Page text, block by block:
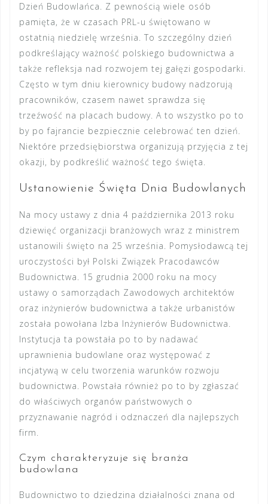
Dzień Budowlańca. Z pewnością wiele osób
pamięta, że w czasach PRL-u świętowano w
ostatnią niedzielę września. To szczególny dzień
podkreślający ważność polskiego budownictwa a
także refleksja nad rozwojem tej gałęzi gospodarki.
Często w tym dniu kierownicy budowy nadzorują
pracowników, czasem nawet sprawdza się
trzeźwość na placach budowy. A to wszystko po to
by po fajrancie bezpiecznie celebrować ten dzień.
Niektóre przedsiębiorstwa organizują przyjęcia z tej
okazji, by podkreślić ważność tego święta.
Ustanowienie Święta Dnia Budowlanych
Na mocy ustawy z dnia 4 października 2013 roku
dziewięć organizacji branżowych wraz z ministrem
ustanowili święto na 25 września. Pomysłodawcą tej
uroczystości był Polski Związek Pracodawców
Budownictwa. 15 grudnia 2000 roku na mocy
ustawy o samorządach Zawodowych architektów
oraz inżynierów budownictwa a także urbanistów
została powołana Izba Inżynierów Budownictwa.
Instytucja ta powstała po to by nadawać
uprawnienia budowlane oraz występować z
incjatywą w celu tworzenia warunków rozwoju
budownictwa. Powstała również po to by zgłaszać
do właściwych organów państwowych o
przyznawanie nagród i odznaczeń dla najlepszych
firm.
Czym charakteryzuje się branża
budowlana
Budownictwo to dziedzina działalności znana od